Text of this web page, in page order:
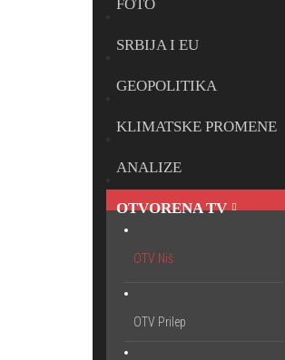
FOTO
SRBIJA I EU
GEOPOLITIKA
KLIMATSKE PROMENE
ANALIZE
OTVORENA TV
OTV Niš
OTV Prilep